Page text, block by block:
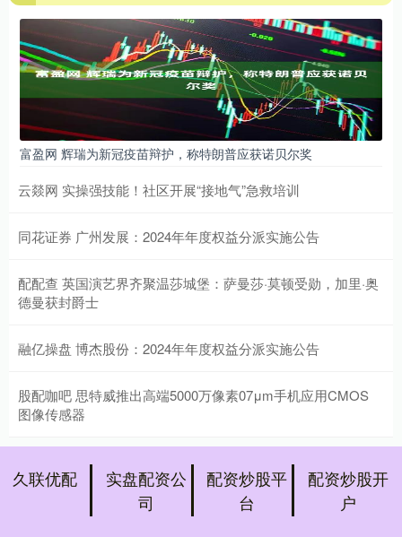
富盈网 辉瑞为新冠疫苗辩护，称特朗普应获诺贝尔奖
云燚网 实操强技能！社区开展“接地气”急救培训
同花证券 广州发展：2024年年度权益分派实施公告
配配查 英国演艺界齐聚温莎城堡：萨曼莎·莫顿受勋，加里·奥
德曼获封爵士
融亿操盘 博杰股份：2024年年度权益分派实施公告
股配咖吧 思特威推出高端5000万像素07μm手机应用CMOS
图像传感器
久联优配
实盘配资公
司
配资炒股平
台
配资炒股开
户